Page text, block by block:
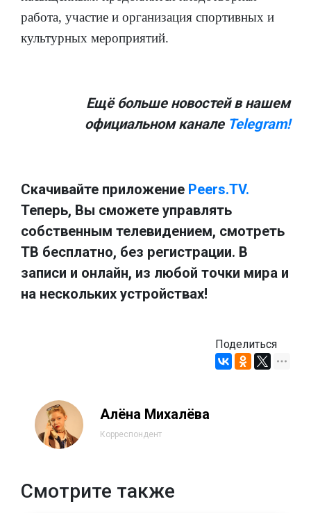
работа, участие и организация спортивных и
культурных мероприятий.
Ещё больше новостей в нашем
официальном канале Telegram!
Скачивайте приложение Peers.TV.
Теперь, Вы сможете управлять
собственным телевидением, смотреть
ТВ бесплатно, без регистрации. В
записи и онлайн, из любой точки мира и
на нескольких устройствах!
Поделиться
Алёна Михалёва
Корреспондент
Смотрите также